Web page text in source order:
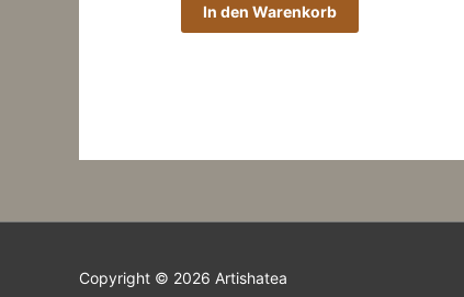
In den Warenkorb
Copyright © 2026 Artishatea